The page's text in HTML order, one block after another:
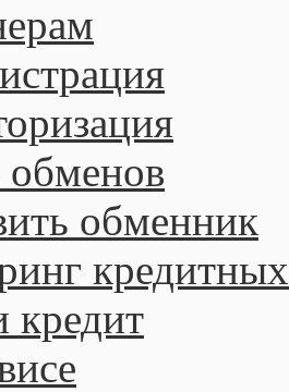
обменов
обменник
кредитных
кредит